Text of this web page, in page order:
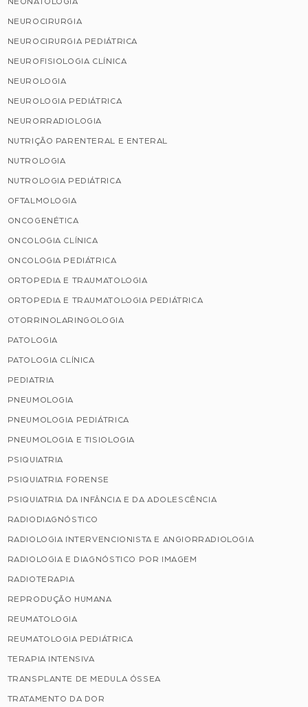
NEUROCIRURGIA
NEUROCIRURGIA PEDIÁTRICA
NEUROFISIOLOGIA CLÍNICA
NEUROLOGIA
NEUROLOGIA PEDIÁTRICA
NEURORRADIOLOGIA
NUTRIÇÃO PARENTERAL E ENTERAL
NUTROLOGIA
NUTROLOGIA PEDIÁTRICA
OFTALMOLOGIA
ONCOGENÉTICA
ONCOLOGIA CLÍNICA
ONCOLOGIA PEDIÁTRICA
ORTOPEDIA E TRAUMATOLOGIA
ORTOPEDIA E TRAUMATOLOGIA PEDIÁTRICA
OTORRINOLARINGOLOGIA
PATOLOGIA
PATOLOGIA CLÍNICA
PEDIATRIA
PNEUMOLOGIA
PNEUMOLOGIA PEDIÁTRICA
PNEUMOLOGIA E TISIOLOGIA
PSIQUIATRIA
PSIQUIATRIA FORENSE
PSIQUIATRIA DA INFÂNCIA E DA ADOLESCÊNCIA
RADIODIAGNÓSTICO
RADIOLOGIA INTERVENCIONISTA E ANGIORRADIOLOGIA
RADIOLOGIA E DIAGNÓSTICO POR IMAGEM
RADIOTERAPIA
REPRODUÇÃO HUMANA
REUMATOLOGIA
REUMATOLOGIA PEDIÁTRICA
TERAPIA INTENSIVA
TRANSPLANTE DE MEDULA ÓSSEA
TRATAMENTO DA DOR